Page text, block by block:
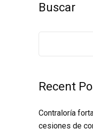
Buscar
Recent
Contraloría
cesiones de